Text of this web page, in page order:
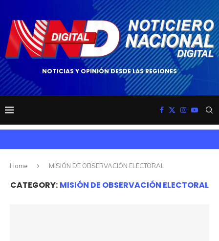
NOTICIAS Y OPINIÓN DESDE LAS REGIONES
Home MISIÓN DE OBSERVACIÓN ELECTORAL
CATEGORY: MISIÓN DE OBSERVACIÓN ELECTORAL